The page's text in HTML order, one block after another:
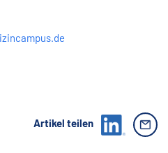
Artikel teilen